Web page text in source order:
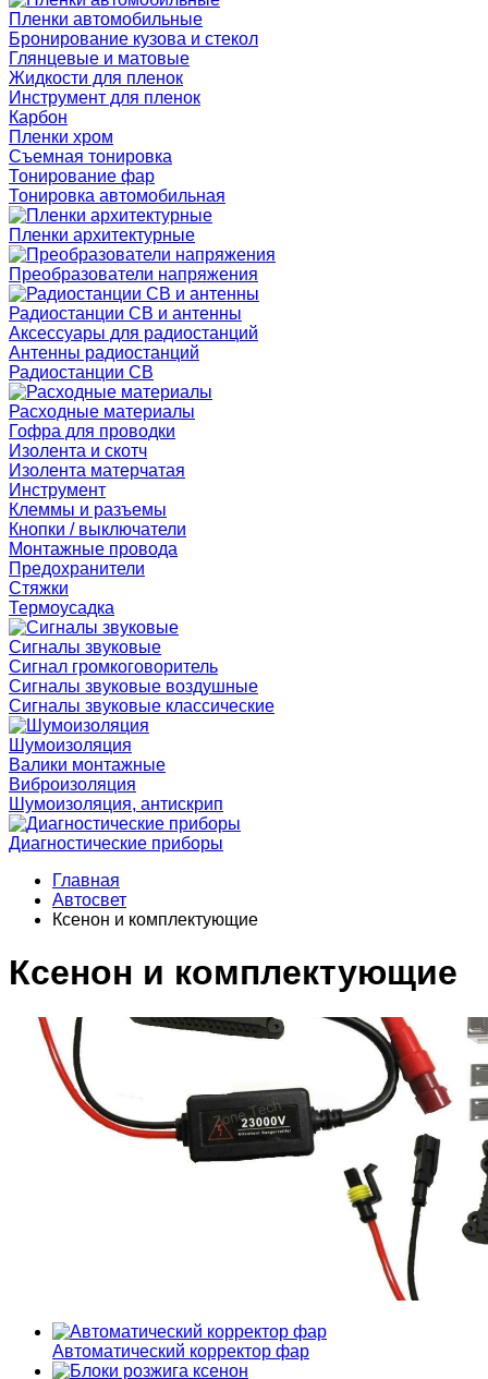
Пленки автомобильные
Бронирование кузова и стекол
Глянцевые и матовые
Жидкости для пленок
Инструмент для пленок
Карбон
Пленки хром
Съемная тонировка
Тонирование фар
Тонировка автомобильная
Пленки архитектурные
Преобразователи напряжения
Радиостанции CB и антенны
Аксессуары для радиостанций
Антенны радиостанций
Радиостанции CB
Расходные материалы
Гофра для проводки
Изолента и скотч
Изолента матерчатая
Инструмент
Клеммы и разъемы
Кнопки / выключатели
Монтажные провода
Предохранители
Стяжки
Термоусадка
Сигналы звуковые
Сигнал громкоговоритель
Сигналы звуковые воздушные
Сигналы звуковые классические
Шумоизоляция
Валики монтажные
Виброизоляция
Шумоизоляция, антискрип
Диагностические приборы
Главная
Автосвет
Ксенон и комплектующие
Ксенон и комплектующие
Автоматический корректор фар